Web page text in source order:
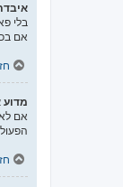
בלי
אם
מדוע
אם